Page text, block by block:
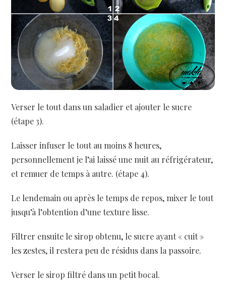
Verser le tout dans un saladier et ajouter le sucre
(étape 3).
Laisser infuser le tout au moins 8 heures,
personnellement je l’ai laissé une nuit au réfrigérateur,
et remuer de temps à autre. (étape 4).
Le lendemain ou après le temps de repos, mixer le tout
jusqu’à l’obtention d’une texture lisse.
Filtrer ensuite le sirop obtenu, le sucre ayant « cuit »
les zestes, il restera peu de résidus dans la passoire.
Verser le sirop filtré dans un petit bocal.